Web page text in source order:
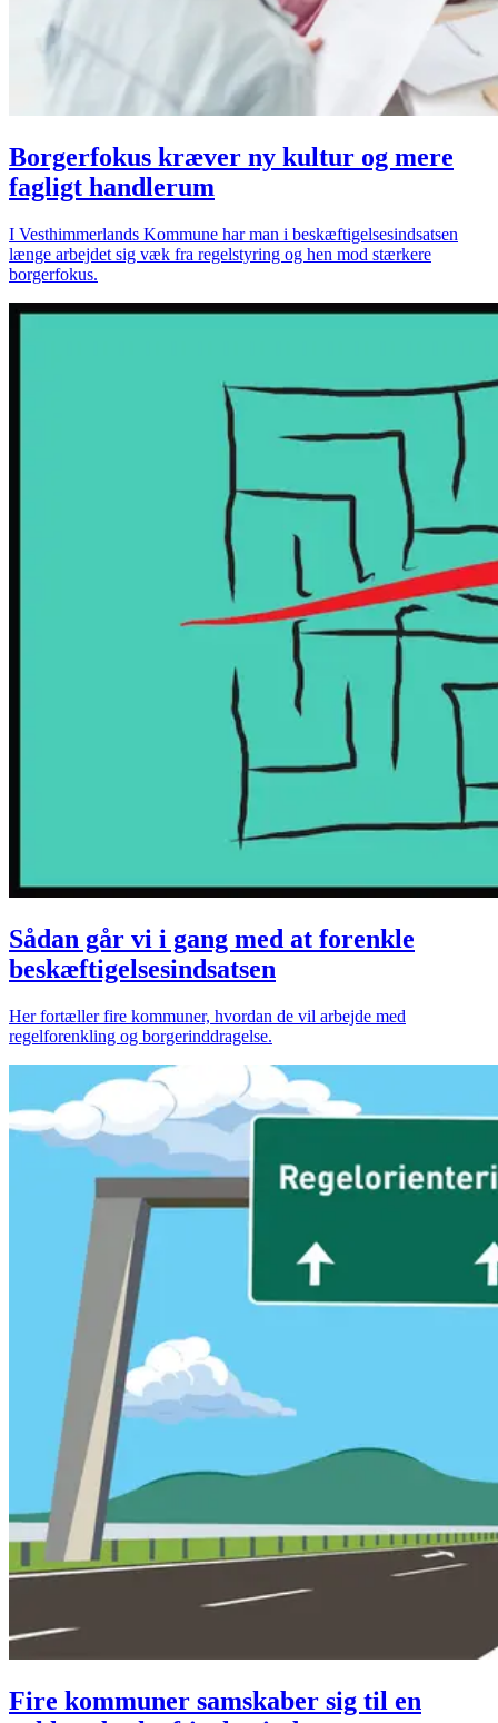
Borgerfokus kræver ny kultur og mere
fagligt handlerum
I Vesthimmerlands Kommune har man i beskæftigelsesindsatsen
længe arbejdet sig væk fra regelstyring og hen mod stærkere
borgerfokus.
Sådan går vi i gang med at forenkle
beskæftigelsesindsatsen
Her fortæller fire kommuner, hvordan de vil arbejde med
regelforenkling og borgerinddragelse.
Fire kommuner samskaber sig til en